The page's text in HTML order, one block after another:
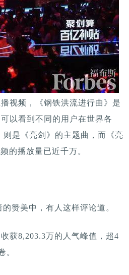
视频，《钢铁洪流进行曲》是
以看到不同的用户在世界各
是《亮剑》的主题曲，而《亮
的播放量已近千万。
赞美中，有人这样评论道。
获8,203.3万的人气峰值，超4
。